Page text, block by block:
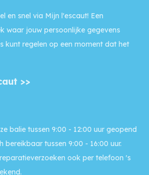
en snel via Mijn l'escaut! Een
waar jouw persoonlijke gegevens
kunt regelen op een moment dat het
>>
balie tussen 9:00 - 12:00 uur geopend
bereikbaar tussen 9:00 - 16:00 uur.
ook per telefoon 's